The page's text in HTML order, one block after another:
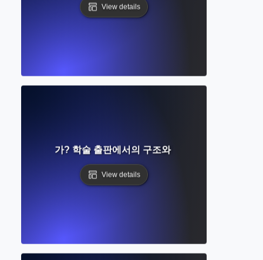
View details
고란 무엇인가? 학술 출판에서의 구조와 역할 이해하기
View details